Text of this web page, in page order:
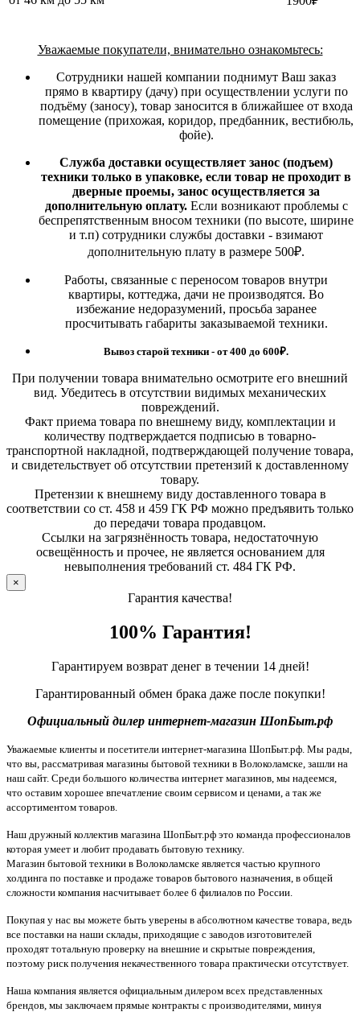
Уважаемые покупатели, внимательно ознакомьтесь:
Сотрудники нашей компании поднимут Ваш заказ
прямо в квартиру (дачу) при осуществлении услуги по
подъёму (заносу), товар заносится в ближайшее от входа
помещение (прихожая, коридор, предбанник, вестибюль,
фойе).
Служба доставки осуществляет занос (подъем)
техники только в упаковке, если товар не проходит в
дверные проемы, занос осуществляется за
дополнительную оплату. Если возникают проблемы с
беспрепятственным вносом техники (по высоте, ширине
и т.п) сотрудники службы доставки - взимают
дополнительную плату в размере 500₽.
Работы, связанные с переносом товаров внутри
квартиры, коттеджа, дачи не производятся. Во
избежание недоразумений, просьба заранее
просчитывать габариты заказываемой техники.
Вывоз старой техники - от 400 до 600₽.
При получении товара внимательно осмотрите его внешний
вид. Убедитесь в отсутствии видимых механических
повреждений.
Факт приема товара по внешнему виду, комплектации и
количеству подтверждается подписью в товарно-
транспортной накладной, подтверждающей получение товара,
и свидетельствует об отсутствии претензий к доставленному
товару.
Претензии к внешнему виду доставленного товара в
соответствии со ст. 458 и 459 ГК РФ можно предъявить только
до передачи товара продавцом.
Ссылки на загрязнённость товара, недостаточную
освещённость и прочее, не является основанием для
невыполнения требований ст. 484 ГК РФ.
×
Гарантия качества!
100% Гарантия!
Гарантируем возврат денег в течении 14 дней!
Гарантированный обмен брака даже после покупки!
Официальный дилер интернет-магазин ШопБыт.рф
Уважаемые клиенты и посетители интернет-магазина ШопБыт.рф. Мы рады,
что вы, рассматривая магазины бытовой техники в Волоколамске, зашли на
наш сайт. Среди большого количества интернет магазинов, мы надеемся,
что оставим хорошее впечатление своим сервисом и ценами, а так же
ассортиментом товаров.
Наш дружный коллектив магазина ШопБыт.рф это команда профессионалов
которая умеет и любит продавать бытовую технику.
Магазин бытовой техники в Волоколамске является частью крупного
холдинга по поставке и продаже товаров бытового назначения, в общей
сложности компания насчитывает более 6 филиалов по России.
Покупая у нас вы можете быть уверены в абсолютном качестве товара, ведь
все поставки на наши склады, приходящие с заводов изготовителей
проходят тотальную проверку на внешние и скрытые повреждения,
поэтому риск получения некачественного товара практически отсутствует.
Наша компания является официальным дилером всех представленных
брендов, мы заключаем прямые контракты с производителями, минуя